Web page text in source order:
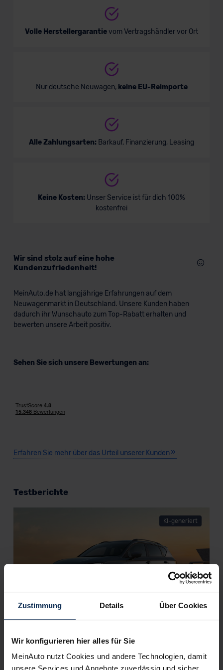
Zustimmung Details Über Cookies
Wir konfigurieren hier alles für Sie
MeinAuto nutzt Cookies und andere Technologien, damit
Volle Herstellergarantievom Vertragshändler vor Ort
Nur deutsche Neuwagen, keine EU-Reimporte
Alle Zahlungsarten: Barkauf, Finanzierung, Leasing
Keine Kosten: Unser Service ist für dich 100%
kostenfrei
Wir sind stolz auf eine hohe
Kundenzufriedenheit!
MeinAuto.de hat langjährige Erfahrungen auf dem
Neuwagenmarkt in Deutschland. Unsere Kunden haben
dadurch ihr Wunschauto zum Top-Rabatt erhalten und
bewerten unsere Arbeit positiv.
Sehen Sie sich unsere Bewertungen an:
Erfahren Sie mehr über das Urteil unserer Kunden
Testberichte
KI-generiert
pfeilschneller Ateca, willkommen
bildhübscher Terramar?